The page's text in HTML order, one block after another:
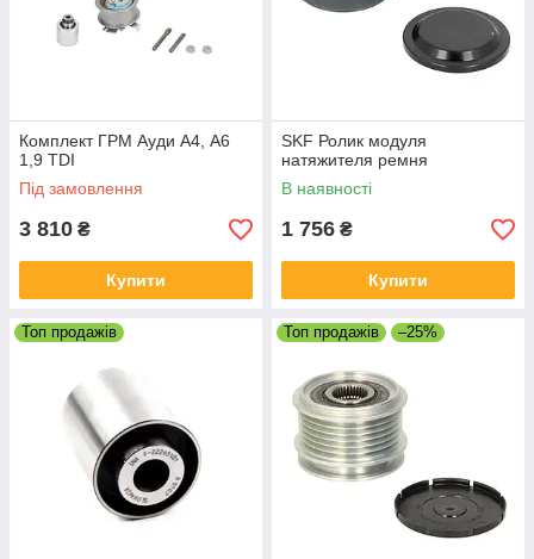
Комплект ГРМ Ауди А4, A6
1,9 TDI
Під замовлення
3 810 ₴
Купити
SKF Ролик модуля
натяжителя ремня
В наявності
1 756 ₴
Купити
Топ продажів Топ продажів –25%